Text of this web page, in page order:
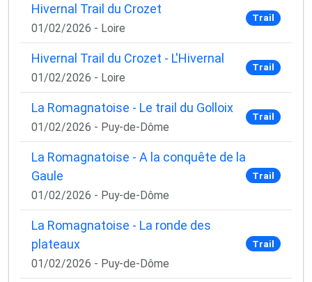
Hivernal Trail du Crozet
01/02/2026 - Loire
Trail
Hivernal Trail du Crozet - L'Hivernal
01/02/2026 - Loire
Trail
La Romagnatoise - Le trail du Golloix
01/02/2026 - Puy-de-Dôme
Trail
La Romagnatoise - A la conquête de la
Gaule
01/02/2026 - Puy-de-Dôme
Trail
La Romagnatoise - La ronde des
plateaux
01/02/2026 - Puy-de-Dôme
Trail